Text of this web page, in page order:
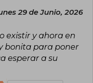
29 de Junio, 2026
existir y ahora en
bonita para poner
esperar a su